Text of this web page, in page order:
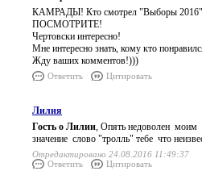
КАМРАДЫ! Кто смотрел "Выборы 2016"
ПОСМОТРИТЕ!
Чертовски интересно!
Мне интересно знать, кому кто
Жду ваших комментов!)))
Ответить Цитировать
Лилия
Гость о Лилии, Опять недоволен моим
значение слово "тролль" тебе что
Отредактировано 24.08.2016 11:49:37
Ответить
Цитировать